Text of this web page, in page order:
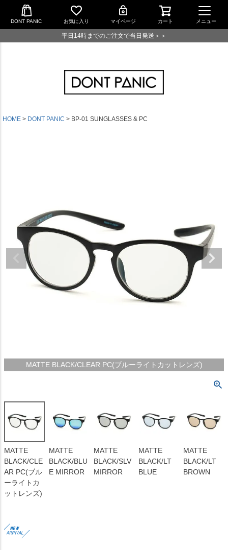
DONT PANIC お気に入り マイページ カート メニュー
平日14時までのご注文で当日発送＞＞
HOME DONT PANIC BP-01 SUNGLASSES & PC
MATTE BLACK/CLEAR PC(ブルーライトカットレンズ)
MATTE
BLACK/CLE
AR PC(ブル
ーライトカ
ットレンズ)
MATTE
BLACK/BLU
E MIRROR
MATTE
BLACK/SLV
MIRROR
MATTE
BLACK/LT
BLUE
MATTE
BLACK/LT
BROWN